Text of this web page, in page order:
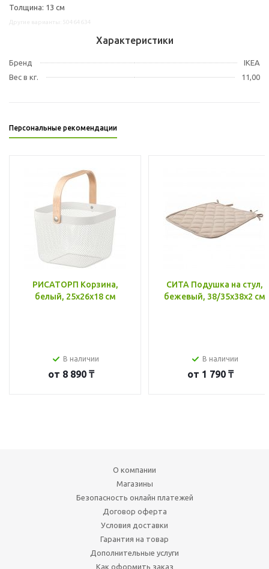
Толщина: 13 см
Характеристики
Бренд
IKEA
Вес в кг.
11,00
Персональные рекомендации
РИСАТОРП Корзина,
белый, 25x26x18 см
В наличии
от 8 890 ₸
СИТА Подушка на стул,
бежевый, 38/35x38x2 см
В наличии
от 1 790 ₸
О компании
Магазины
Безопасность онлайн платежей
Договор оферта
Условия доставки
Гарантия на товар
Дополнительные услуги
Как оформить заказ